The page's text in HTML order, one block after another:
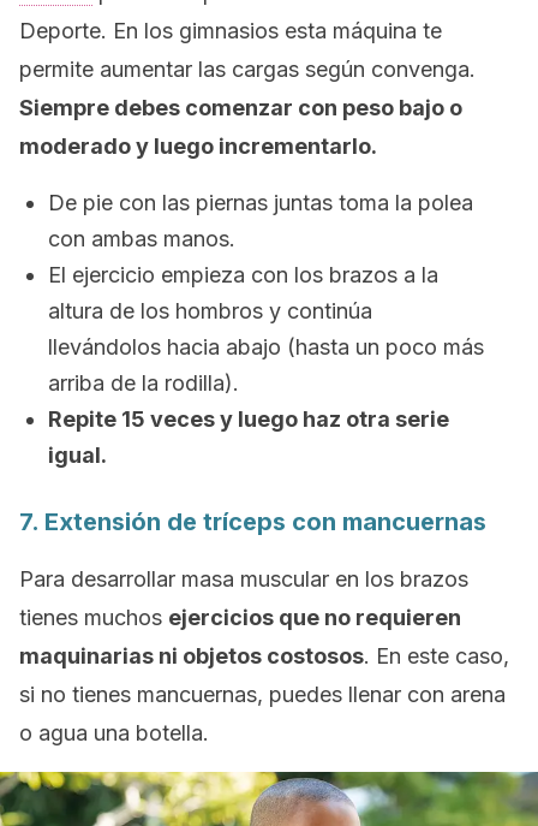
Deporte. En los gimnasios esta máquina te
permite aumentar las cargas según convenga.
Siempre debes comenzar con peso bajo o
moderado y luego incrementarlo.
De pie con las piernas juntas toma la polea
con ambas manos.
El ejercicio empieza con los brazos a la
altura de los hombros y continúa
llevándolos hacia abajo (hasta un poco más
arriba de la rodilla).
Repite 15 veces y luego haz otra serie
igual.
7. Extensión de tríceps con mancuernas
Para desarrollar masa muscular en los brazos
tienes muchos ejercicios que no requieren
maquinarias ni objetos costosos. En este caso,
si no tienes mancuernas, puedes llenar con arena
o agua una botella.